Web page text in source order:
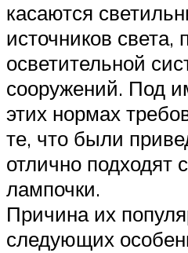
касаются
источников
осветительной
сооружений. Под
этих нормах
те, что были
отлично подходят
лампочки.
Причина их
следующих